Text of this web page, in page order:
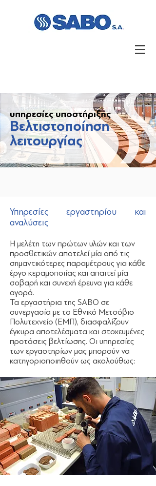
υπηρεσίες υποστήριξης
Βελτιστοποίηση
λειτουργίας
Υπηρεσίες εργαστηρίου και
αναλύσεις
Η μελέτη των πρώτων υλών και των
προσθετικών αποτελεί μία από τις
σημαντικότερες παραμέτρους για κάθε
έργο κεραμοποιίας και απαιτεί μία
σοβαρή και συνεχή έρευνα για κάθε
αγορά.
Τα εργαστήρια της SABO σε
συνεργασία με το Εθνικό Μετσόβιο
Πολυτεχνείο (ΕΜΠ), διασφαλίζουν
έγκυρα αποτελέσματα και στοχευμένες
προτάσεις βελτίωσης. Οι υπηρεσίες
των εργαστηρίων μας μπορούν να
κατηγοριοποιηθούν ως ακολούθως: